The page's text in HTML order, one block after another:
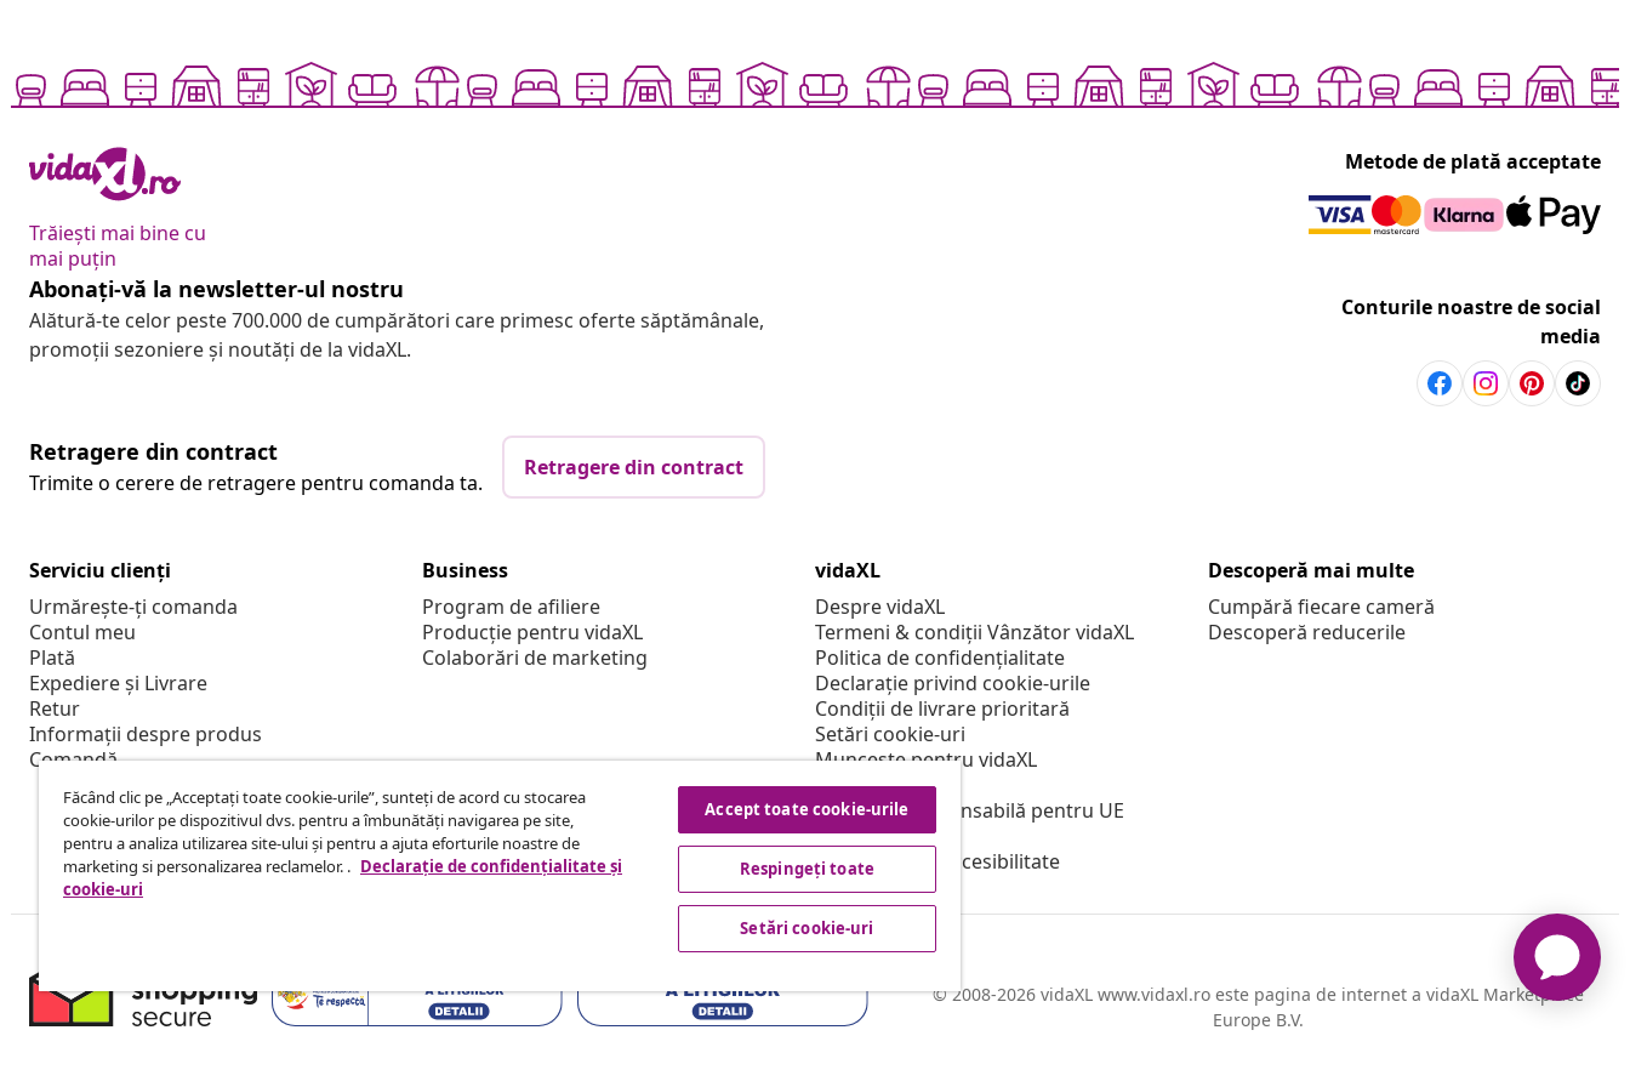
Trăiești mai bine cu
mai puțin
Metode de plată acceptate
Abonați-vă la newsletter-ul nostru
Alătură-te celor peste 700.000 de cumpărători care primesc oferte săptămânale,
promoții sezoniere și noutăți de la vidaXL.
Conturile noastre de social
media
Retragere din contract
Trimite o cerere de retragere pentru comanda ta.
Retragere din contract
Serviciu clienți
Urmărește-ți comanda
Contul meu
Plată
Expediere și Livrare
Retur
Informații despre produs
Comandă
Business
Program de afiliere
Producție pentru vidaXL
Colaborări de marketing
vidaXL
Despre vidaXL
Termeni & condiții Vânzător vidaXL
Politica de confidențialitate
Declarație privind cookie-urile
Condiții de livrare prioritară
Setări cookie-uri
Muncește pentru vidaXL
Securitate
Persoană responsabilă pentru UE
Politica de EPR
Declarație de accesibilitate
Descoperă mai multe
Cumpără fiecare cameră
Descoperă reducerile
© 2008-2026 vidaXL www.vidaxl.ro este pagina de internet a vidaXL Marketplace
Europe B.V.
Făcând clic pe „Acceptați toate cookie-urile”, sunteți de acord cu stocarea
cookie-urilor pe dispozitivul dvs. pentru a îmbunătăți navigarea pe site,
pentru a analiza utilizarea site-ului și pentru a ajuta eforturile noastre de
marketing si personalizarea reclamelor. . Declarație de confidențialitate și
cookie-uri
Accept toate cookie-urile
Respingeți toate
Setări cookie-uri